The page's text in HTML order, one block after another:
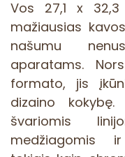
Vos 27,1 x
mažiausias
našumu
aparatams.
formato, jis
dizaino
švariomis
medžiagomis